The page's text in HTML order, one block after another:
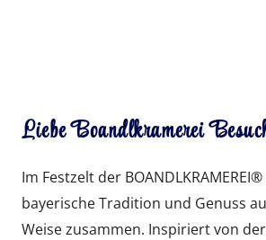
Liebe Boandlkramerei
Im Festzelt der
bayerische Tradition und Genuss
Weise zusammen. Inspiriert von